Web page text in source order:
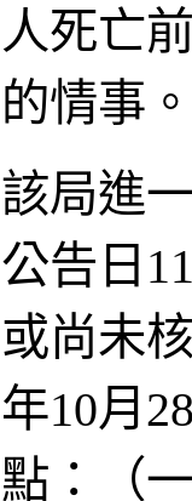
人死亡
的情事。
該局進
公告日
或尚未
年10月
點：（